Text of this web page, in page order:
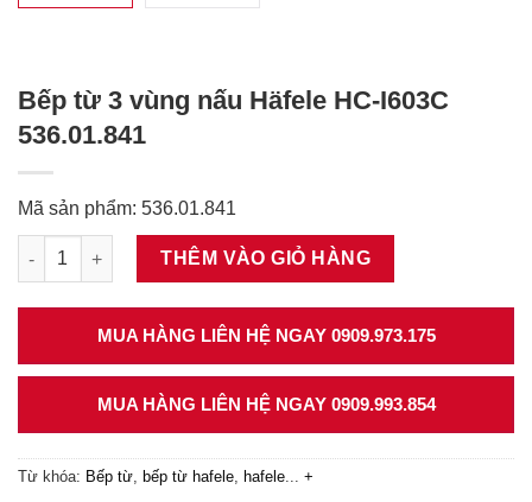
Bếp từ 3 vùng nấu Häfele HC-I603C
536.01.841
Mã sản phẩm: 536.01.841
Bếp từ 3 vùng nấu Häfele HC-I603C 536.01.841 số lượng
THÊM VÀO GIỎ HÀNG
MUA HÀNG LIÊN HỆ NGAY 0909.973.175
MUA HÀNG LIÊN HỆ NGAY 0909.993.854
Từ khóa: Bếp từ, bếp từ hafele, hafele... +